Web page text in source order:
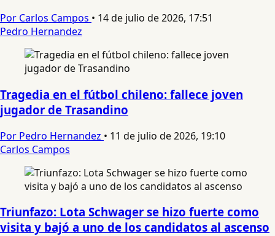
Por Carlos Campos • 14 de julio de 2026, 17:51
Pedro Hernandez
Tragedia en el fútbol chileno: fallece joven
jugador de Trasandino
Por Pedro Hernandez • 11 de julio de 2026, 19:10
Carlos Campos
Triunfazo: Lota Schwager se hizo fuerte como
visita y bajó a uno de los candidatos al ascenso